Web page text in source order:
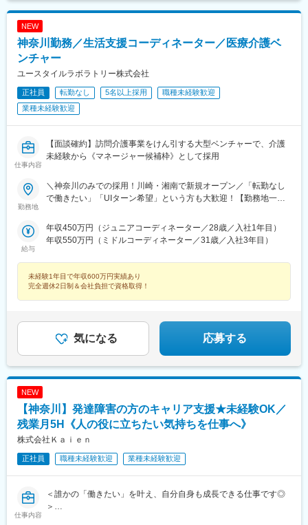
NEW
神奈川勤務／生活支援コーディネーター／医療介護ベ
ンチャー
ユースタイルラボラトリー株式会社
正社員 転勤なし 5名以上採用
職種未経験歓迎
業種未経験歓迎
仕事内容
【面談確約】訪問介護事業をけん引する大型ベンチャーで、介護
未経験から《マネージャー候補枠》として採用
勤務地
＼神奈川のみでの採用！川崎・湘南で新規オープン／「転勤なし
で働きたい」「UIターン希望」という方も大歓迎！【勤務地一
区、磯子区、金沢区、港北区、戸塚区、港南区、旭区、緑区、瀬
谷区、栄区、泉区、青葉区、都筑区＜川崎市＞川崎区、幸区、中
原区、高津区、多摩区、宮前区、麻生区＜相模原市＞緑区、中央
市、逗子市、三浦市、秦野市、厚木市、大和市、伊勢原市、海老
名市、座間市、綾瀬市、葉山町、寒川町、大磯町、二宮町、松田
にご相談ください！☆将来的に全国のご希望勤務地へUIターン可
能・初期費用会社負担等の移住支援あり（規定有）・UIターン転
勤希望者への年間の支援あり（規定有）☆マイカー通勤手当あり
（1回200円）※寮費無料プランや移住初期費用の会社負担は、現
給与
年収450万円（ジュニアコーディネーター／28歳／入社1年目）
年収550万円（ミドルコーディネーター／31歳／入社3年目）
未経験1年目で年収600万円実績あり
完全週休2日制＆会社負担で資格取得！
気になる 応募する
NEW
【神奈川】発達障害の方のキャリア支援★未経験OK／
残業月5H《人の役に立ちたい気持ちを仕事へ》
株式会社Ｋａｉｅｎ
正社員 職種未経験歓迎 業種未経験歓迎
仕事内容
＜誰かの「働きたい」を叶え、自分自身も成長できる仕事です◎
＞